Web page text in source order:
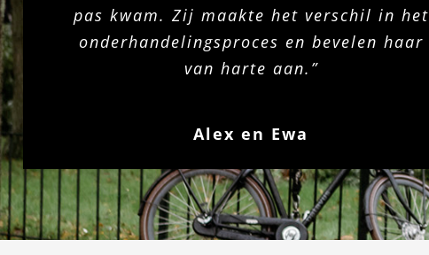
pas kwam. Zij maakte het verschil in het
onderhandelingsproces en bevelen haar
van harte aan.”
Alex en Ewa